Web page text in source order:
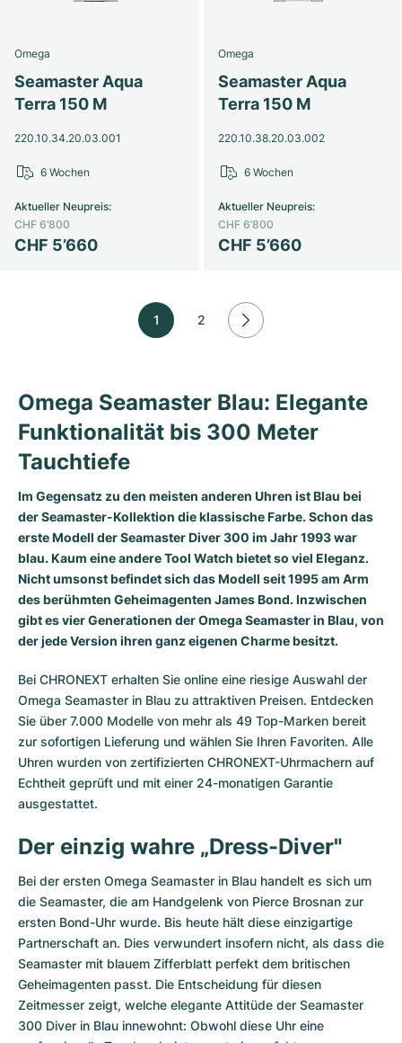
Omega
Seamaster Aqua
Terra 150 M
220.10.34.20.03.001
CHF 5’660
Aktueller Neupreis:
CHF 6’800
6 Wochen
Omega
Seamaster Aqua
Terra 150 M
220.10.38.20.03.002
CHF 5’660
Aktueller Neupreis:
CHF 6’800
6 Wochen
1 2
Omega Seamaster Blau: Elegante
Funktionalität bis 300 Meter
Tauchtiefe
Im Gegensatz zu den meisten anderen Uhren ist Blau bei
der Seamaster-Kollektion die klassische Farbe. Schon das
erste Modell der Seamaster Diver 300 im Jahr 1993 war
blau. Kaum eine andere Tool Watch bietet so viel Eleganz.
Nicht umsonst befindet sich das Modell seit 1995 am Arm
des berühmten Geheimagenten James Bond. Inzwischen
gibt es vier Generationen der Omega Seamaster in Blau, von
der jede Version ihren ganz eigenen Charme besitzt.
Bei CHRONEXT erhalten Sie online eine riesige Auswahl der
Omega Seamaster in Blau zu attraktiven Preisen. Entdecken
Sie über 7.000 Modelle von mehr als 49 Top-Marken bereit
zur sofortigen Lieferung und wählen Sie Ihren Favoriten. Alle
Uhren wurden von zertifizierten CHRONEXT-Uhrmachern auf
Echtheit geprüft und mit einer 24-monatigen Garantie
ausgestattet.
Der einzig wahre „Dress-Diver"
Bei der ersten Omega Seamaster in Blau handelt es sich um
die Seamaster, die am Handgelenk von Pierce Brosnan zur
ersten Bond-Uhr wurde. Bis heute hält diese einzigartige
Partnerschaft an. Dies verwundert insofern nicht, als dass die
Seamaster mit blauem Zifferblatt perfekt dem britischen
Geheimagenten passt. Die Entscheidung für diesen
Zeitmesser zeigt, welche elegante Attitüde der Seamaster
300 Diver in Blau innewohnt: Obwohl diese Uhr eine